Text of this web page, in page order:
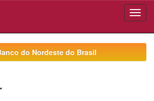
do Nordeste do Brasil